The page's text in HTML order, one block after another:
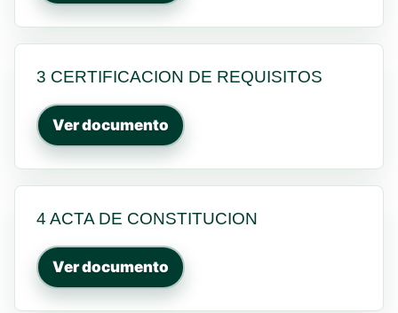
3 CERTIFICACION DE REQUISITOS
Ver documento
4 ACTA DE CONSTITUCION
Ver documento